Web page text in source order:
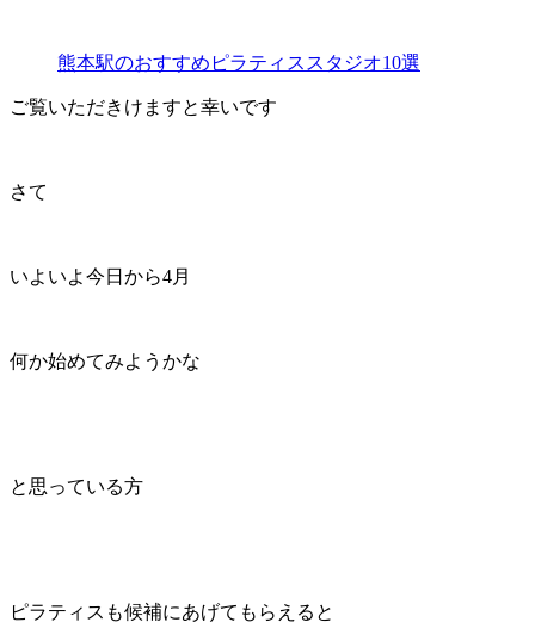
熊本駅のおすすめピラティススタジオ10選
ご覧いただきけますと幸いです
さて
いよいよ今日から4月
何か始めてみようかな
と思っている方
ピラティスも候補にあげてもらえると